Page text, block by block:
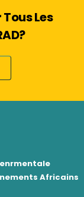
Les
Africains